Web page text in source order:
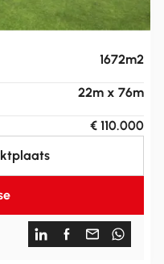
1672m2
22m x 76m
€ 110.000